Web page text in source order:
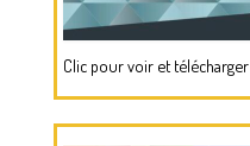
Clic pour voir et télécharger